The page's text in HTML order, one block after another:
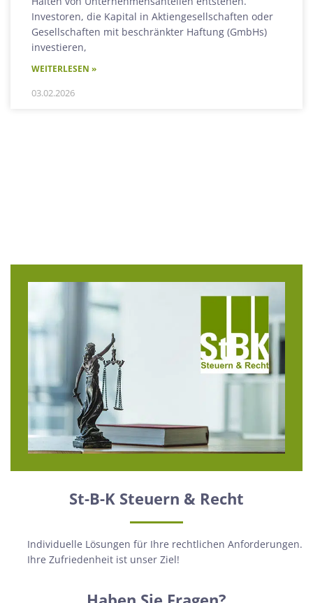
Investoren, die Kapital in Aktiengesellschaften oder
Gesellschaften mit beschränkter Haftung (GmbHs)
investieren,
WEITERLESEN »
03.02.2026
St-B-K Steuern & Recht
Individuelle Lösungen für Ihre rechtlichen Anforderungen.
Ihre Zufriedenheit ist unser Ziel!